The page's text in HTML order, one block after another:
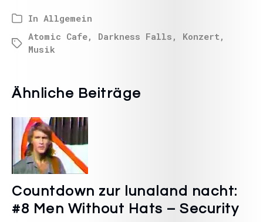
In Allgemein
Atomic Cafe, Darkness Falls , Konzert ,
Musik
Ähnliche Beiträge
Countdown zur lunaland nacht:
#8 Men Without Hats – Security